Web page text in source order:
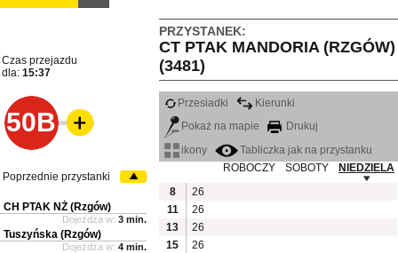
PRZYSTANEK:
CT PTAK MANDORIA (RZGÓW)
(3481)
Czas przejazdu
dla: 15:37
50B
Przesiadki
Kierunki
Pokaż na mapie
Drukuj
ikony
Tabliczka jak na przystanku
ROBOCZY
SOBOTY
NIEDZIELA
8
26
11
26
13
26
15
26
Poprzednie przystanki
CH PTAK NŻ (Rzgów)
Dojeżdża w: 3 min.
Tuszyńska (Rzgów)
Dojeżdża w: 4 min.